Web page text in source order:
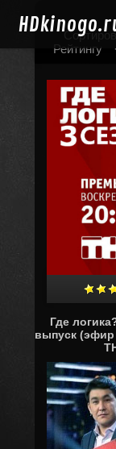
HD
Рейтингу
·
Где
выпуск (эфир